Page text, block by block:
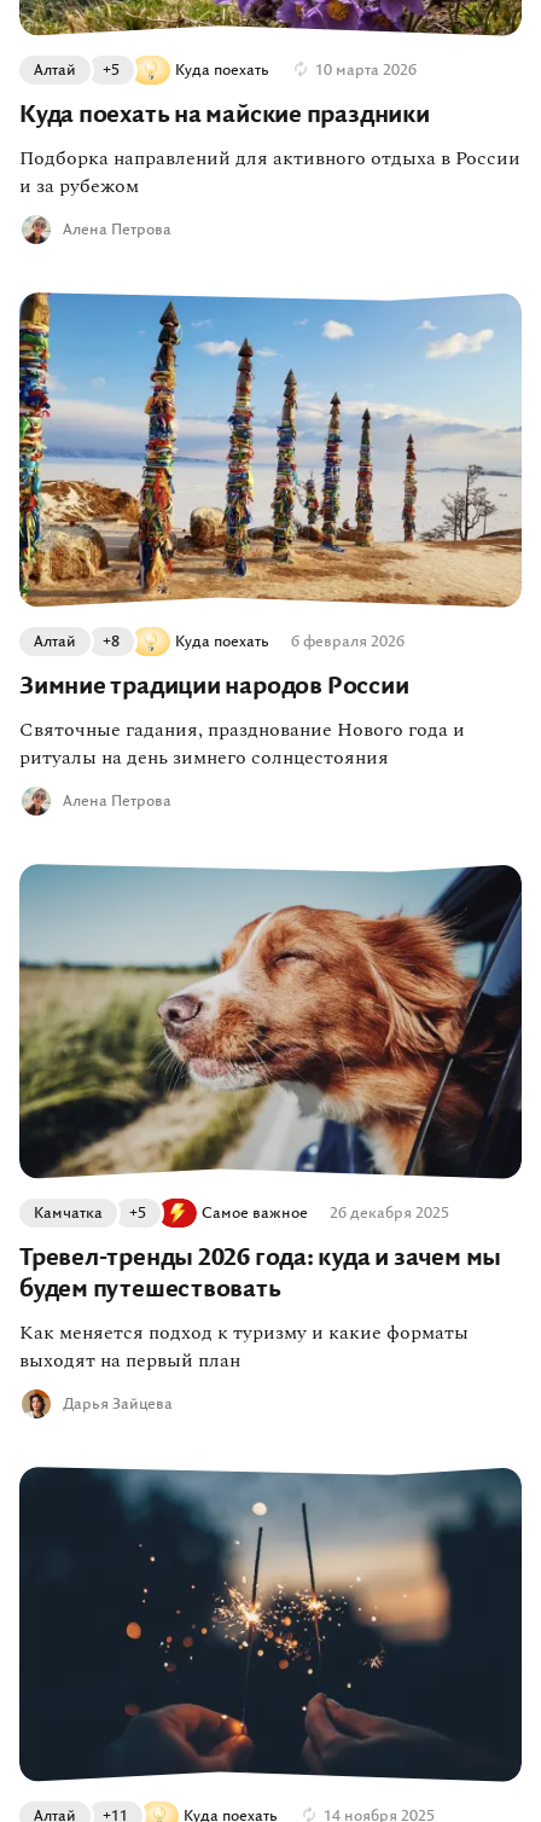
Куда поехать
+5
Алтай 10 марта 2026
Куда поехать на майские праздники
Подборка направлений для активного отдыха в России
и за рубежом
Алена Петрова
Куда поехать
+8
Алтай 6 февраля 2026
Зимние традиции народов России
Святочные гадания, празднование Нового года и
ритуалы на день зимнего солнцестояния
Алена Петрова
Самое важное
+5
Камчатка 26 декабря 2025
Тревел-тренды 2026 года: куда и зачем мы
будем путешествовать
Как меняется подход к туризму и какие форматы
выходят на первый план
Дарья Зайцева
Куда поехать
+11
Алтай 14 ноября 2025